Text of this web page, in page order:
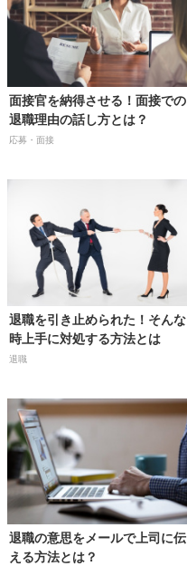
面接官を納得させる！面接での
退職理由の話し方とは？
応募・面接
退職を引き止められた！そんな
時上手に対処する方法とは
退職
退職の意思をメールで上司に伝
える方法とは？